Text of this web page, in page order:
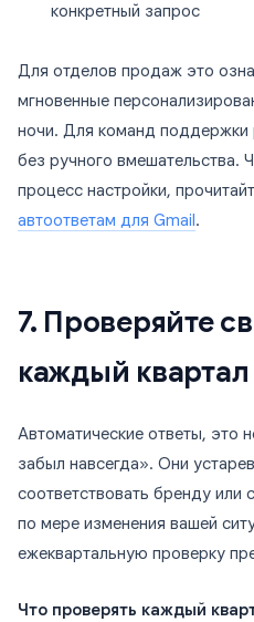
конкретный запрос
Для отделов продаж это
мгновенные
ночи. Для команд поддержки
без ручного вмешательства.
процесс настройки,
автоответам для Gmail .
7. Проверяйте
каждый квартал
Автоматические ответы, это
забыл навсегда». Они
соответствовать бренду или
по мере изменения вашей
ежеквартальную проверку
Что проверять каждый